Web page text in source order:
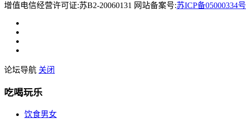
增值电信经营许可证:苏B2-20060131 网站备案号:苏ICP备05000334号
论坛导航 关闭
吃喝玩乐
饮食男女